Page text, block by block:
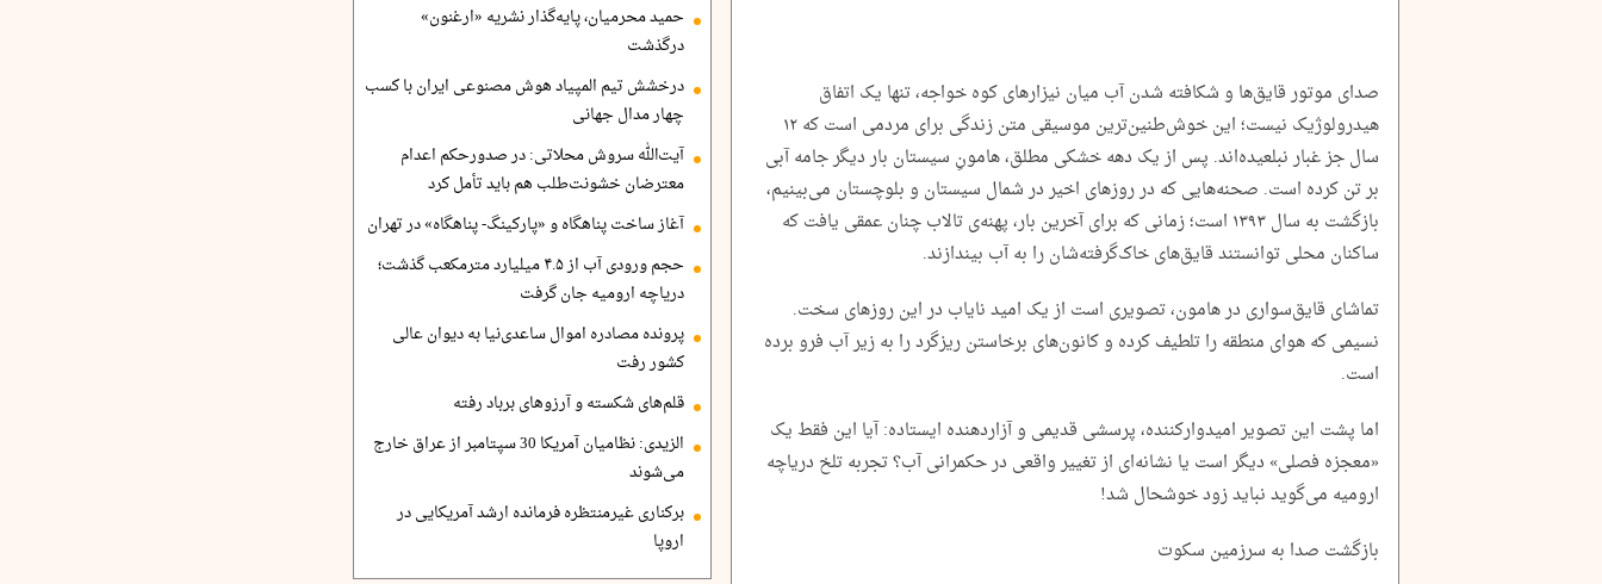
صدای موتور قایق‌ها و شکافته شدن آب میان نیزارهای کوه خواجه، تنها یک اتفاق
هیدرولوژیک نیست؛ این خوش‌طنین‌ترین موسیقی متن زندگی برای مردمی است که ۱۲
سال جز غبار نبلعیده‌اند. پس از یک دهه خشکی مطلق، هامونِ سیستان بار دیگر جامه آبی
بر تن کرده است. صحنه‌هایی که در روزهای اخیر در شمال سیستان و بلوچستان می‌بینیم،
بازگشت به سال ۱۳۹۳ است؛ زمانی که برای آخرین بار، پهنه‌ی تالاب چنان عمقی یافت که
ساکنان محلی توانستند قایق‌های خاک‌گرفته‌شان را به آب بیندازند.
تماشای قایق‌سواری در هامون، تصویری است از یک امید نایاب در این روزهای سخت.
نسیمی که هوای منطقه را تلطیف کرده و کانون‌های برخاستن ریزگرد را به زیر آب فرو برده
است.
اما پشت این تصویر امیدوارکننده، پرسشی قدیمی و آزاردهنده ایستاده: آیا این فقط یک
«معجزه فصلی» دیگر است یا نشانه‌ای از تغییر واقعی در حکمرانی آب؟ تجربه تلخ دریاچه
ارومیه می‌گوید نباید زود خوشحال شد!
بازگشت صدا به سرزمین سکوت
حمید محرمیان، پایه‌گذار نشریه «ارغنون»
درگذشت
درخشش تیم المپیاد هوش مصنوعی ایران با کسب
چهار مدال جهانی
آیت‌الله سروش محلاتی: در صدورحکم اعدام
معترضان خشونت‌طلب هم باید تأمل کرد
آغاز ساخت پناهگاه و «پارکینگ- پناهگاه» در تهران
حجم ورودی آب از ۴.۵ میلیارد مترمکعب گذشت؛
دریاچه ارومیه جان گرفت
پرونده مصادره اموال ساعدی‌نیا به دیوان عالی
کشور رفت
قلم‌های شکسته و آرزوهای برباد رفته
الزیدی: نظامیان آمریکا 30 سپتامبر از عراق خارج
می‌شوند
برکناری غیرمنتظره فرمانده ارشد آمریکایی در
اروپا